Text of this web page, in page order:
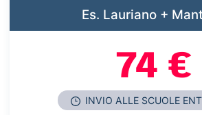
Es. Lauriano +
74 €
INVIO ALLE SCUOLE